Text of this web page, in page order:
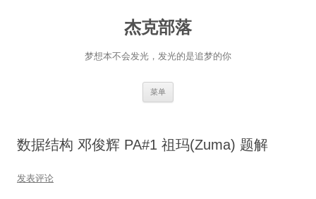
杰克部落
梦想本不会发光，发光的是追梦的你
菜单
数据结构 邓俊辉 PA#1 祖玛(Zuma) 题解
发表评论